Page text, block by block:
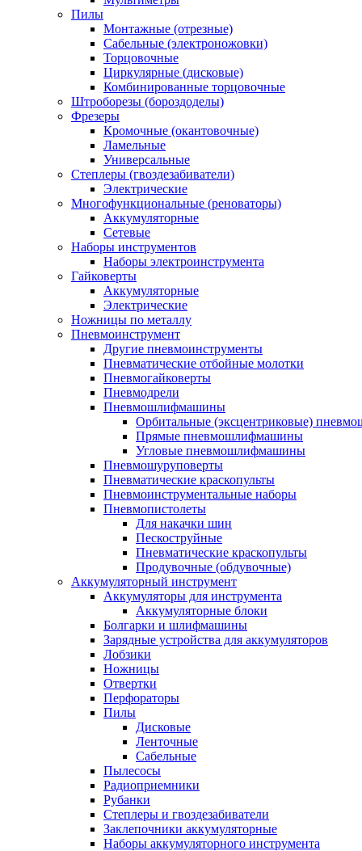
Пилы
Монтажные (отрезные)
Сабельные (электроножовки)
Торцовочные
Циркулярные (дисковые)
Комбинированные торцовочные
Штроборезы (бороздоделы)
Фрезеры
Кромочные (окантовочные)
Ламельные
Универсальные
Степлеры (гвоздезабиватели)
Электрические
Многофункциональные (реноваторы)
Аккумуляторные
Сетевые
Наборы инструментов
Наборы электроинструмента
Гайковерты
Аккумуляторные
Электрические
Ножницы по металлу
Пневмоинструмент
Другие пневмоинструменты
Пневматические отбойные молотки
Пневмогайковерты
Пневмодрели
Пневмошлифмашины
Орбитальные (эксцентриковые)
Прямые пневмошлифмашины
Угловые пневмошлифмашины
Пневмошуруповерты
Пневматические краскопульты
Пневмоинструментальные наборы
Пневмопистолеты
Для накачки шин
Пескоструйные
Пневматические краскопульты
Продувочные (обдувочные)
Аккумуляторный инструмент
Аккумуляторы для инструмента
Аккумуляторные блоки
Болгарки и шлифмашины
Зарядные устройства для аккумуляторов
Лобзики
Ножницы
Отвертки
Перфораторы
Пилы
Дисковые
Ленточные
Сабельные
Пылесосы
Радиоприемники
Рубанки
Степлеры и гвоздезабиватели
Заклепочники аккумуляторные
Наборы аккумуляторного инструмента